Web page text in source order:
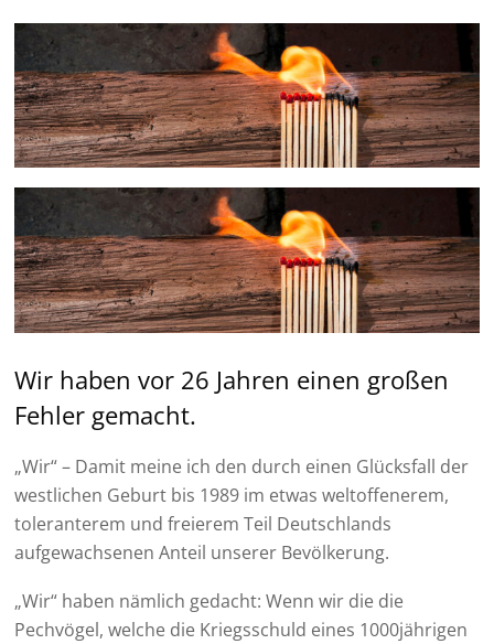
Wir haben vor 26 Jahren einen großen
Fehler gemacht.
„Wir“ – Damit meine ich den durch einen Glücksfall der
westlichen Geburt bis 1989 im etwas weltoffenerem,
toleranterem und freierem Teil Deutschlands
aufgewachsenen Anteil unserer Bevölkerung.
„Wir“ haben nämlich gedacht: Wenn wir die die
Pechvögel, welche die Kriegsschuld eines 1000jährigen